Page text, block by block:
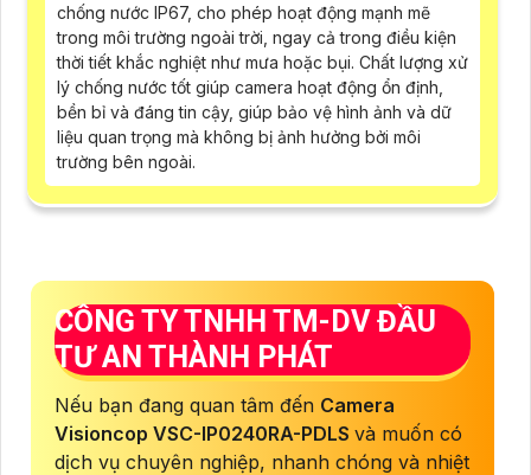
chống nước IP67, cho phép hoạt động mạnh mẽ
trong môi trường ngoài trời, ngay cả trong điều kiện
thời tiết khắc nghiệt như mưa hoặc bụi. Chất lượng xử
lý chống nước tốt giúp camera hoạt động ổn định,
bền bỉ và đáng tin cậy, giúp bảo vệ hình ảnh và dữ
liệu quan trọng mà không bị ảnh hưởng bởi môi
trường bên ngoài.
CÔNG TY TNHH TM-DV ĐẦU
TƯ AN THÀNH PHÁT
Nếu bạn đang quan tâm đến Camera
Visioncop VSC-IP0240RA-PDLS và muốn có
dịch vụ chuyên nghiệp, nhanh chóng và nhiệt